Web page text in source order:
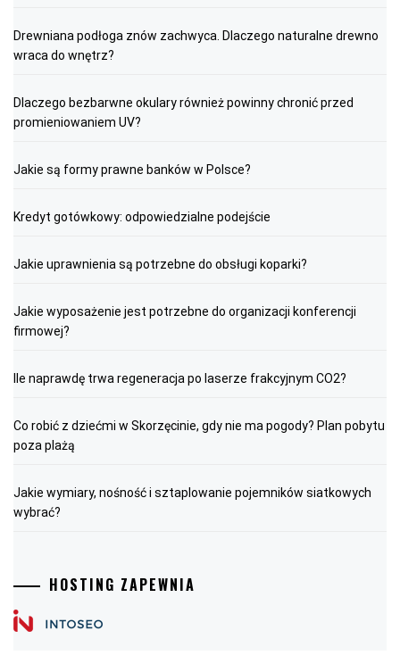
Drewniana podłoga znów zachwyca. Dlaczego naturalne drewno
wraca do wnętrz?
Dlaczego bezbarwne okulary również powinny chronić przed
promieniowaniem UV?
Jakie są formy prawne banków w Polsce?
Kredyt gotówkowy: odpowiedzialne podejście
Jakie uprawnienia są potrzebne do obsługi koparki?
Jakie wyposażenie jest potrzebne do organizacji konferencji
firmowej?
Ile naprawdę trwa regeneracja po laserze frakcyjnym CO2?
Co robić z dziećmi w Skorzęcinie, gdy nie ma pogody? Plan pobytu
poza plażą
Jakie wymiary, nośność i sztaplowanie pojemników siatkowych
wybrać?
HOSTING ZAPEWNIA